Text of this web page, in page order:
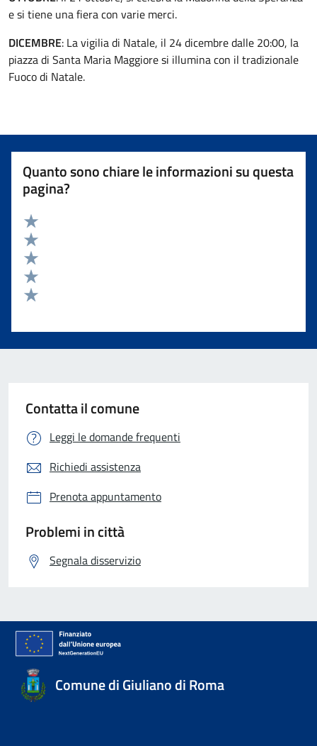
e si tiene una fiera con varie merci.
DICEMBRE: La vigilia di Natale, il 24 dicembre dalle 20:00, la
piazza di Santa Maria Maggiore si illumina con il tradizionale
Fuoco di Natale.
Quanto sono chiare le informazioni su questa
pagina?
Valuta 5 stelle su 5
Valuta 4 stelle su 5
Valuta 3 stelle su 5
Valuta 2 stelle su 5
Contatta il comune
Leggi le domande frequenti
Richiedi assistenza
Prenota appuntamento
Problemi in città
Segnala disservizio
Comune di Giuliano di Roma